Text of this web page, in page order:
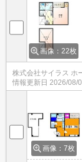
画像：22枚
株式会社サイラス ホ
情報更新日 2026/08/
画像：7枚